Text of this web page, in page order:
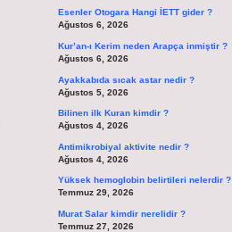
Esenler Otogara Hangi İETT gider ?
Ağustos 6, 2026
Kur’an-ı Kerim neden Arapça inmiştir ?
Ağustos 6, 2026
Ayakkabıda sıcak astar nedir ?
Ağustos 5, 2026
Bilinen ilk Kuran kimdir ?
Ağustos 4, 2026
Antimikrobiyal aktivite nedir ?
Ağustos 4, 2026
Yüksek hemoglobin belirtileri nelerdir ?
Temmuz 29, 2026
Murat Salar kimdir nerelidir ?
Temmuz 27, 2026